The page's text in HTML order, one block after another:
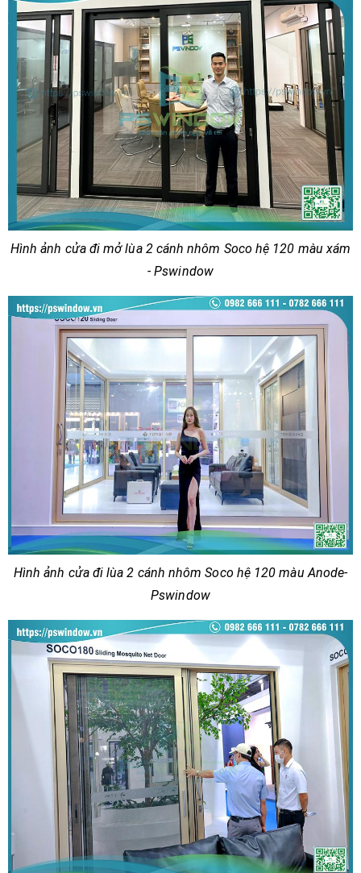
Hình ảnh cửa đi mở lùa 2 cánh nhôm Soco hệ 120 màu xám
- Pswindow
Hình ảnh cửa đi lùa 2 cánh nhôm Soco hệ 120 màu Anode-
Pswindow